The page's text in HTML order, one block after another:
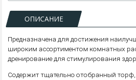
ОПИСАНИЕ
Предназначена для достижения
широким ассортиментом комнатных
дренирование для стимулирования
Содержит тщательно отобранный